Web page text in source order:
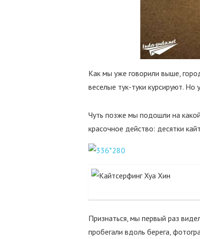
Как мы уже говорили выше,
веселые тук-туки курсируют.
Чуть позже мы подошли на
красочное действо: десятки
Признаться, мы первый раз
пробегали вдоль берега,